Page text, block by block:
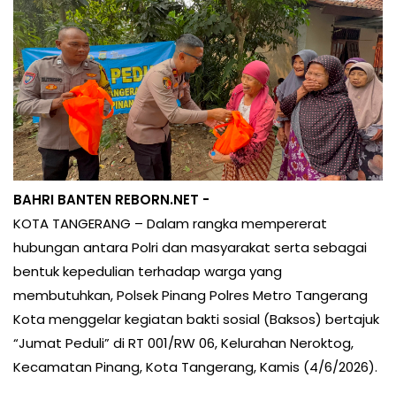
BAHRI BANTEN REBORN.NET -
KOTA TANGERANG – Dalam rangka mempererat
hubungan antara Polri dan masyarakat serta sebagai
bentuk kepedulian terhadap warga yang
membutuhkan, Polsek Pinang Polres Metro Tangerang
Kota menggelar kegiatan bakti sosial (Baksos) bertajuk
“Jumat Peduli” di RT 001/RW 06, Kelurahan Neroktog,
Kecamatan Pinang, Kota Tangerang, Kamis (4/6/2026).